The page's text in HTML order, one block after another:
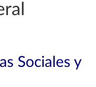
Sociales y